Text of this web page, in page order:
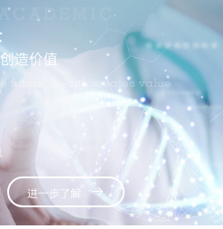
造价值
future, health creates value
进一步了解 